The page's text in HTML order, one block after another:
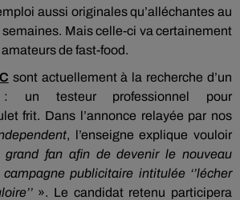
aussi originales qu’alléchantes au
Mais celle-ci va certainement
de fast-food.
sont actuellement à la recherche d’un
un testeur professionnel pour
frit. Dans l’annonce relayée par nos
, l’enseigne explique vouloir
grand fan afin de devenir le nouveau
publicitaire intitulée ‘’lécher
». Le candidat retenu participera